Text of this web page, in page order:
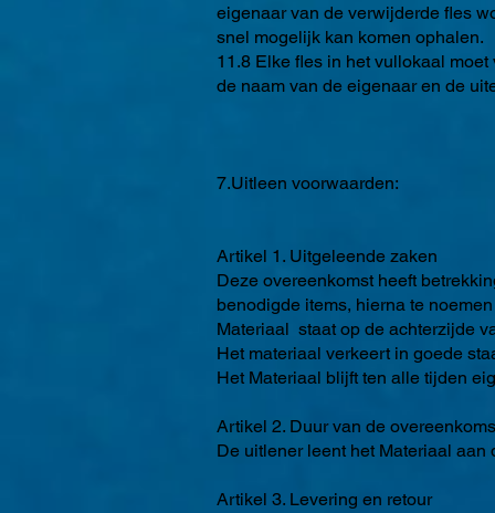
eigenaar van de verwijderde fles
snel mogelijk kan komen ophalen.
11.8 Elke fles in het vullokaal
de naam van de eigenaar en de
7.Uitleen voorwaarden:
Artikel 1. Uitgeleende zaken
Deze overeenkomst heeft
benodigde items, hierna te
Materiaal staat op de achterzijde
Het materiaal verkeert in goede
Het Materiaal blijft ten alle tijden
Artikel 2. Duur van de
De uitlener leent het Materiaal
Artikel 3. Levering en retour